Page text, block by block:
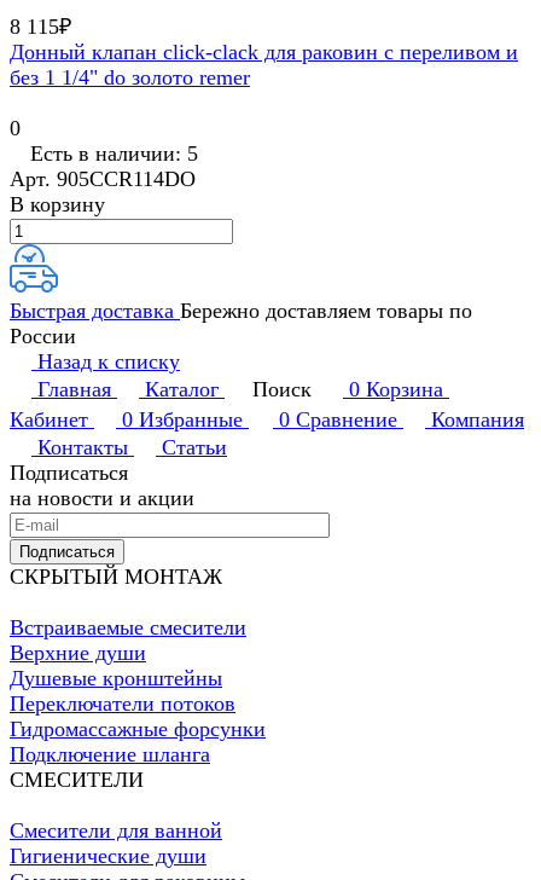
8 115₽
Донный клапан click-clack для раковин с переливом и
без 1 1/4" do золото remer
0
Есть в наличии: 5
Арт. 905CCR114DO
В корзину
Быстрая доставка Бережно доставляем товары по
России
Назад к списку
Главная
Каталог Поиск 0 Корзина
Кабинет
0 Избранные 0 Сравнение
Компания
Контакты
Статьи
Подписаться
на новости и акции
Подписаться
СКРЫТЫЙ МОНТАЖ
Встраиваемые смесители
Верхние души
Душевые кронштейны
Переключатели потоков
Гидромассажные форсунки
Подключение шланга
СМЕСИТЕЛИ
Смесители для ванной
Гигиенические души